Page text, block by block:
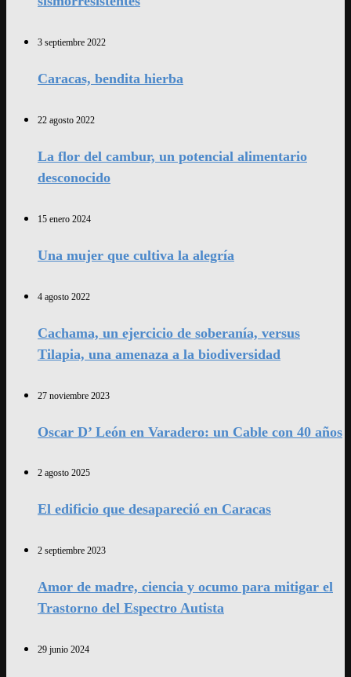
3 septiembre 2022
Caracas, bendita hierba
22 agosto 2022
La flor del cambur, un potencial alimentario
desconocido
15 enero 2024
Una mujer que cultiva la alegría
4 agosto 2022
Cachama, un ejercicio de soberanía, versus
Tilapia, una amenaza a la biodiversidad
27 noviembre 2023
Oscar D’ León en Varadero: un Cable con 40 años
2 agosto 2025
El edificio que desapareció en Caracas
2 septiembre 2023
Amor de madre, ciencia y ocumo para mitigar el
Trastorno del Espectro Autista
29 junio 2024